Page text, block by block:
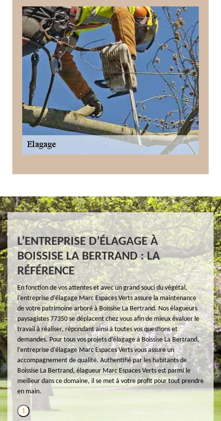
L’ENTREPRISE D’ÉLAGAGE À
BOISSISE LA BERTRAND : LA
RÉFÉRENCE
En fonction de vos attentes et avec un grand souci du végétal,
l’entreprise d’élagage Marc Espaces Verts assure la maintenance
de votre patrimoine arboré à Boissise La Bertrand. Nos élagueurs
paysagistes 77350 se déplacent chez vous afin de mieux évaluer le
travail à réaliser, répondant ainsi à toutes vos questions et
demandes. Pour tous vos projets d’élagage à Boissise La Bertrand,
l’entreprise d’élagage Marc Espaces Verts vous assure un
accompagnement de qualité. Authentifié par les habitants de
Boissise La Bertrand, élagueur Marc Espaces Verts est parmi le
meilleur dans ce domaine, il se met à votre profit pour tout prendre
en main.
1